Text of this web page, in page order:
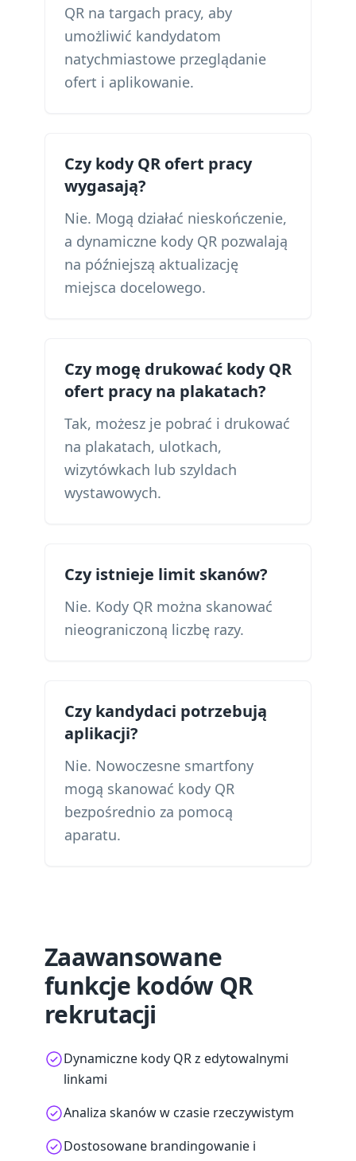
QR na targach pracy, aby
umożliwić kandydatom
natychmiastowe przeglądanie
ofert i aplikowanie.
Czy kody QR ofert pracy
wygasają?
Nie. Mogą działać nieskończenie,
a dynamiczne kody QR pozwalają
na późniejszą aktualizację
miejsca docelowego.
Czy mogę drukować kody QR
ofert pracy na plakatach?
Tak, możesz je pobrać i drukować
na plakatach, ulotkach,
wizytówkach lub szyldach
wystawowych.
Czy istnieje limit skanów?
Nie. Kody QR można skanować
nieograniczoną liczbę razy.
Czy kandydaci potrzebują
aplikacji?
Nie. Nowoczesne smartfony
mogą skanować kody QR
bezpośrednio za pomocą
aparatu.
Zaawansowane
funkcje kodów QR
rekrutacji
Dynamiczne kody QR z edytowalnymi
linkami
Analiza skanów w czasie rzeczywistym
Dostosowane brandingowanie i